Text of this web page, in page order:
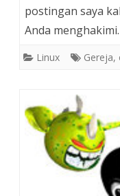
postingan saya
Anda
Linux Gereja,